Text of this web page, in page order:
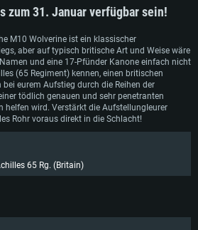
zum 31. Januar verfügbar sein!
M10 Wolverine ist ein klassischer
aber auf typisch britische Art und Weise wäre
und eine 17-Pfünder Kanone einfach nicht
(65 Regiment) kennen, einen britischen
eurem Aufstieg durch die Reihen der
tödlich genauen und sehr penetranten
helfen wird. Verstärkt die AufstellungIeurer
Rohr voraus direkt in die Schlacht!
65 Rg. (Britain)